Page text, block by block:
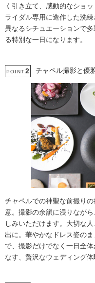
く引き立て、感動的なショ
ライダル専用に造作した洗
異なるシチュエーションで
る特別な一日になります。
POINT 2 チャペル撮影と優
チャペルでの神聖な前撮り
意。撮影の余韻に浸りなが
しみいただけます。大切な
出に。華やかなドレス姿の
で、撮影だけでなく一日全
なす、贅沢なウェディング体